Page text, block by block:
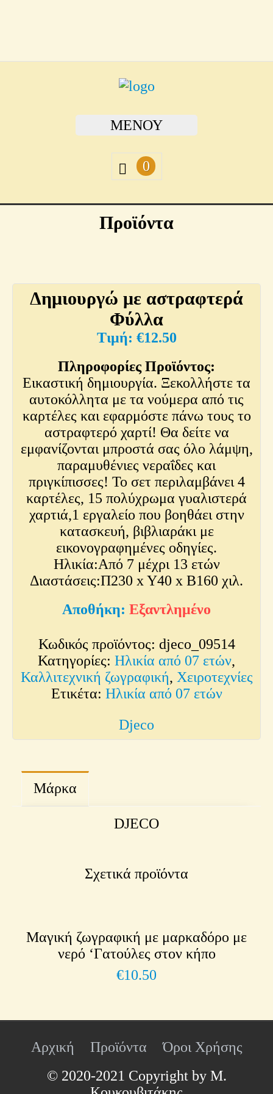
ΜΕΝΟΎ
0
Προϊόντα
Δημιουργώ με αστραφτερά
Φύλλα
€12.50
Πληροφορίες Προϊόντος:
Εικαστική δημιουργία. Ξεκολλήστε τα
αυτοκόλλητα με τα νούμερα από τις
καρτέλες και εφαρμόστε πάνω τους το
αστραφτερό χαρτί! Θα δείτε να
εμφανίζονται μπροστά σας όλο λάμψη,
παραμυθένιες νεραΐδες και
πριγκίπισσες! Το σετ περιλαμβάνει 4
καρτέλες, 15 πολύχρωμα γυαλιστερά
χαρτιά,1 εργαλείο που βοηθάει στην
κατασκευή, βιβλιαράκι με
εικονογραφημένες οδηγίες.
Ηλικία:Από 7 μέχρι 13 ετών
Διαστάσεις:Π230 x Y40 x Β160 χιλ.
Εξαντλημένο
Κωδικός προϊόντος: djeco_09514
Κατηγορίες: Ηλικία από 07 ετών,
Καλλιτεχνική ζωγραφική, Χειροτεχνίες
Ετικέτα: Ηλικία από 07 ετών
Djeco
Μάρκα
DJECO
Σχετικά προϊόντα
Μαγική ζωγραφική με μαρκαδόρο με
νερό ‘Γατούλες στον κήπο
€10.50
Αρχική Προϊόντα
Όροι Χρήσης
© 2020-2021 Copyright by Μ.